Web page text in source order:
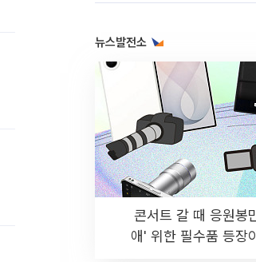
뉴스발전소
콘서트 갈 때 응원봉
애' 위한 필수품 등장